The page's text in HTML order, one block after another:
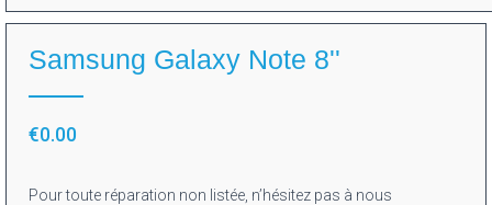
Samsung Galaxy Note 8''
€0.00
Pour toute réparation non listée, n’hésitez pas à nous